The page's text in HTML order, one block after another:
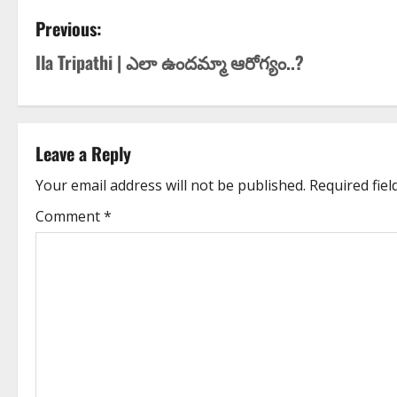
Previous:
Ila Tripathi | ఎలా ఉంద‌మ్మా ఆరోగ్యం..?
Leave a Reply
Your email address will not be published. Required
Comment*